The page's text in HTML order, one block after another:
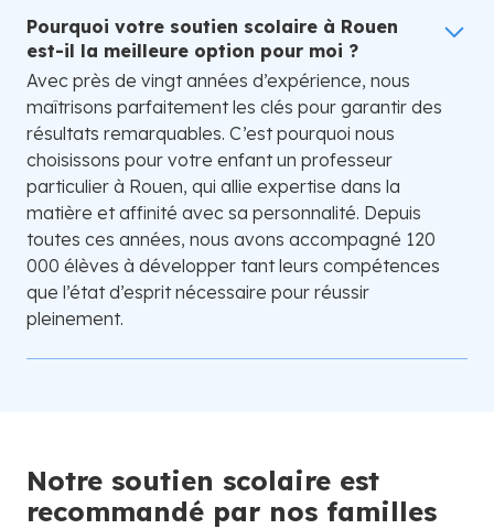
Pourquoi votre soutien scolaire à Rouen
est-il la meilleure option pour moi ?
Avec près de vingt années d’expérience, nous
maîtrisons parfaitement les clés pour garantir des
résultats remarquables. C’est pourquoi nous
choisissons pour votre enfant un professeur
particulier à Rouen, qui allie expertise dans la
matière et affinité avec sa personnalité. Depuis
toutes ces années, nous avons accompagné 120
000 élèves à développer tant leurs compétences
que l’état d’esprit nécessaire pour réussir
pleinement.
Notre soutien scolaire est
recommandé par nos familles